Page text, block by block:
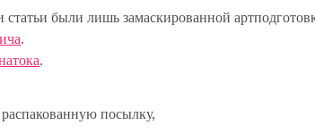
были лишь замаскированной
.
.
посылку,